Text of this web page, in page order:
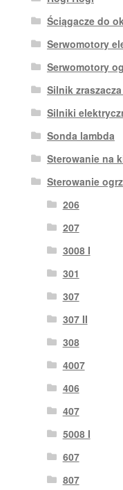
Ściągacze do
Serwomotory
Serwomotory
Silnik
Silniki
Sonda lambda
Sterowanie na
Sterowanie
206
207
3008 I
301
307
307 II
308
4007
406
407
5008 I
607
807